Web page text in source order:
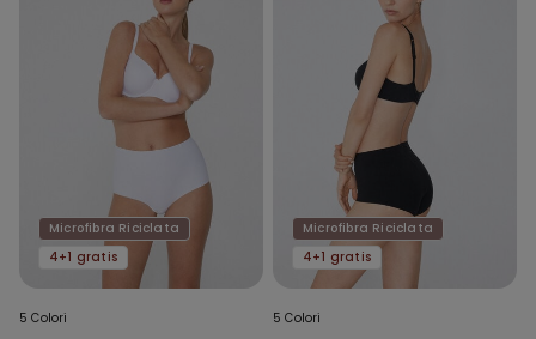
Microfibra Riciclata
4+1 gratis
5 Colori
Microfibra Riciclata
4+1 gratis
5 Colori